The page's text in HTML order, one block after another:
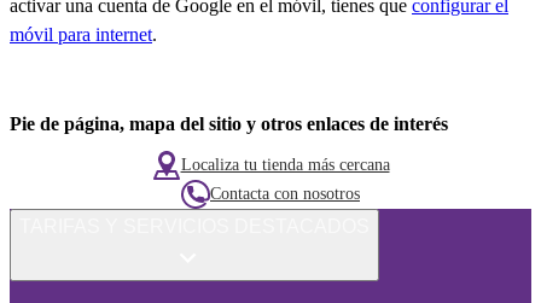
activar una cuenta de Google en el móvil, tienes que configurar el
móvil para internet.
Pie de página, mapa del sitio y otros enlaces de interés
Localiza tu tienda más cercana
Contacta con nosotros